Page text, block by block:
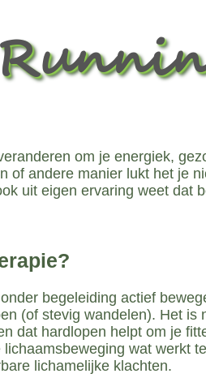
om je energiek,
of andere manier lukt het je
uit eigen ervaring weet dat
begeleiding actief
(of stevig wandelen). Het is
dat hardlopen helpt om je
wat werkt
lichamelijke klachten.